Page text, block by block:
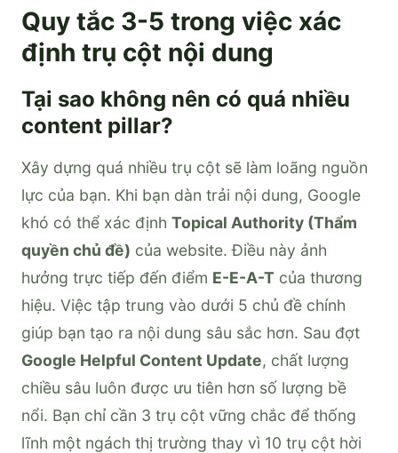
Quy tắc 3-5 trong việc xác
định trụ cột nội dung
Tại sao không nên có quá nhiều
content pillar?
Xây dựng quá nhiều trụ cột sẽ làm loãng nguồn
lực của bạn. Khi bạn dàn trải nội dung, Google
khó có thể xác định Topical Authority (Thẩm
quyền chủ đề) của website. Điều này ảnh
hưởng trực tiếp đến điểm E-E-A-T của thương
hiệu. Việc tập trung vào dưới 5 chủ đề chính
giúp bạn tạo ra nội dung sâu sắc hơn. Sau đợt
Google Helpful Content Update, chất lượng
chiều sâu luôn được ưu tiên hơn số lượng bề
nổi. Bạn chỉ cần 3 trụ cột vững chắc để thống
lĩnh một ngách thị trường thay vì 10 trụ cột hời